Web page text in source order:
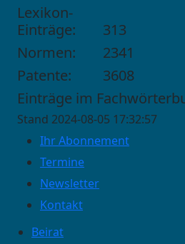
Lexikon-
Einträge:
313
Normen:
2341
Patente:
3608
Einträge im
Stand 2024-08-05 17:32:57
Ihr Abonnement
Termine
Newsletter
Kontakt
Beirat